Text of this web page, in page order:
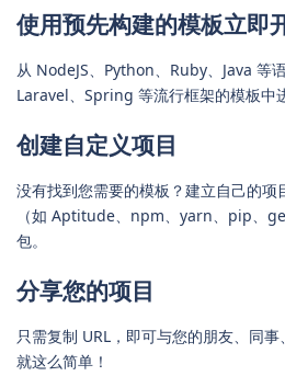
使用预先构建的模板立即
从 NodeJS、Python、Ruby、Java 等
Laravel、Spring 等流行框架的模板中
创建自定义项目
没有找到您需要的模板？建立自己的项
（如 Aptitude、npm、yarn、pip、
包。
分享您的项目
只需复制 URL，即可与您的朋友、同事
就这么简单！